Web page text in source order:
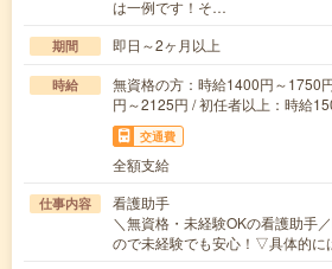
は一例です！そ…
期間 即日～2ヶ月以上
時給
無資格の方：時給1400円～1750
円～2125円 / 初任者以上：時給
交通費
全額支給
仕事内容
看護助手
＼無資格・未経験OKの看護助手
ので未経験でも安心！▽具体的